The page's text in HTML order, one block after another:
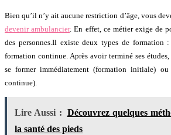
Bien qu’il n’y ait aucune restriction d’âge, vous
devenir ambulancier. En effet, ce métier exige de
des personnes.Il existe deux types de
formation continue. Après avoir terminé ses
se former immédiatement (formation initiale)
continue).
Lire Aussi : Découvrez quelques
la santé des pieds